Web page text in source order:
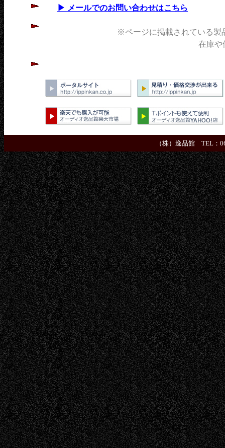
▶ メールでのお問い合わせはこちら
※ページに掲載されている製
在庫や価
（株）逸品館 TEL：